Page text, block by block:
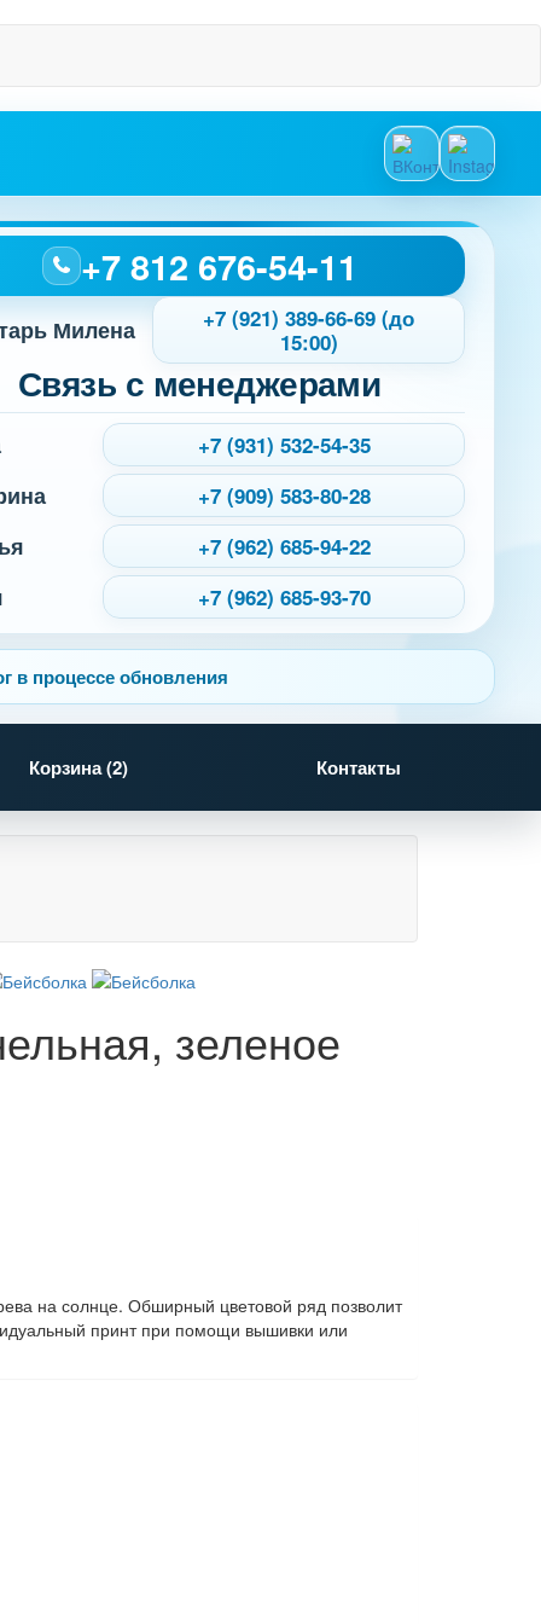
+7 812 676-54-11
Милена
+7 (921) 389-66-69 (до
15:00)
Связь с менеджерами
+7 (931) 532-54-35
+7 (909) 583-80-28
+7 (962) 685-94-22
+7 (962) 685-93-70
в процессе обновления
Корзина (2) Контакты
зеленое
на солнце. Обширный цветовой ряд позволит
принт при помощи вышивки или